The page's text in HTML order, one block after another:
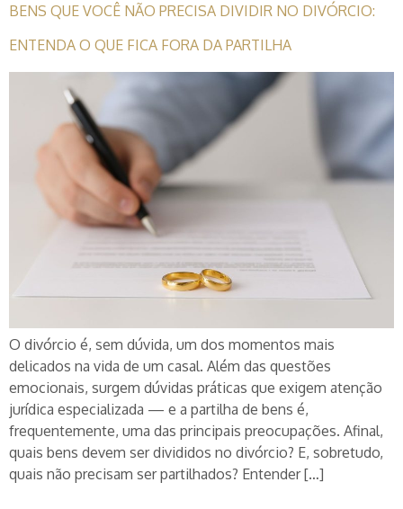
BENS QUE VOCÊ NÃO PRECISA DIVIDIR NO DIVÓRCIO:
ENTENDA O QUE FICA FORA DA PARTILHA
O divórcio é, sem dúvida, um dos momentos mais
delicados na vida de um casal. Além das questões
emocionais, surgem dúvidas práticas que exigem atenção
jurídica especializada — e a partilha de bens é,
frequentemente, uma das principais preocupações. Afinal,
quais bens devem ser divididos no divórcio? E, sobretudo,
quais não precisam ser partilhados? Entender […]